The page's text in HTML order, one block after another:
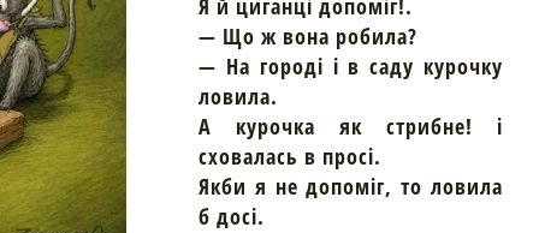
Я й циганці допоміг!.
— Що ж вона робила?
— На городі і в саду курочку
ловила.
А курочка як стрибне! і
сховалась в просі.
Якби я не допоміг, то ловила
б досі.